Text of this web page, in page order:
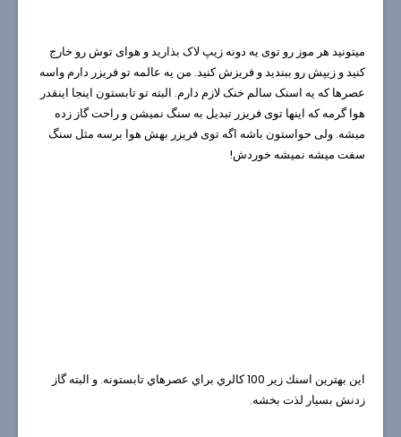
میتونید هر موز رو توی یه دونه زیپ لاک بذارید و هوای توش رو خارج
کنید و زیپش رو ببندید و فریزش کنید. من یه عالمه تو فریزر دارم واسه
عصرها که یه اسنک سالم خنک لازم دارم. البته تو تابستون اینجا اینقدر
هوا گرمه که اینها توی فریزر تبدیل به سنگ نمیشن و راحت گاز زده
میشه. ولی حواستون باشه اگه توی فریزر بهش هوا برسه مثل سنگ
سفت میشه نمیشه خوردش!
اين بهترين اسنك زير 100 كالري براي عصرهاي تابستونه. و البته گاز
زدنش بسيار لذت بخشه.